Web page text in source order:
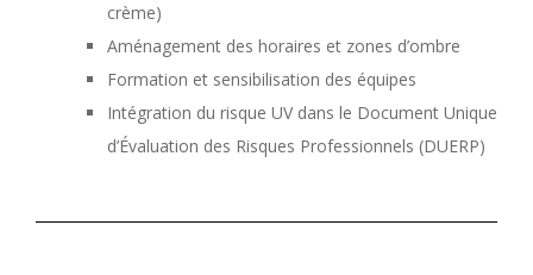
crème)
Aménagement des horaires et zones d’ombre
Formation et sensibilisation des équipes
Intégration du risque UV dans le Document Unique
d’Évaluation des Risques Professionnels (DUERP)